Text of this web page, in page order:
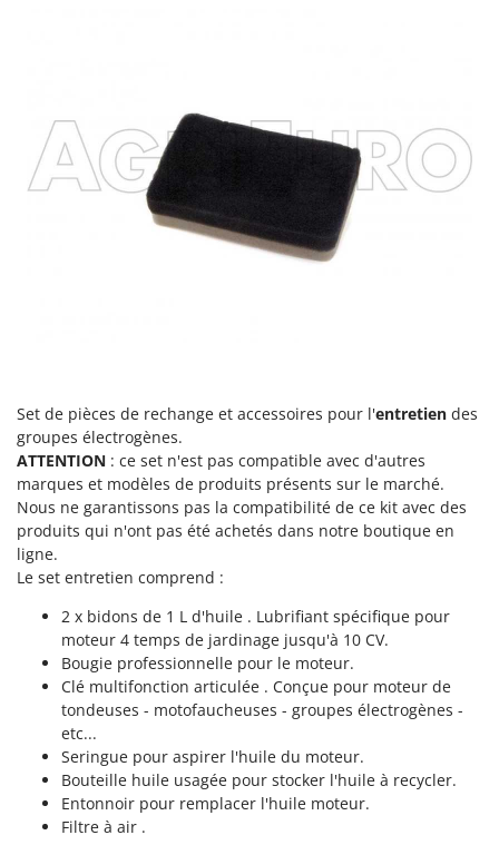
Tecla
TecnoGen
Tellarini Pompe
Tre Spade
Trev - Abrek - TecnoVIR
Trotec
Troy-Bilt
U
Udor
Unger
Verdemax
Vesco
Volpi
Waldner
Weber
Set de pièces de rechange et accessoires pour l'entretien des
groupes électrogènes.
ATTENTION : ce set n'est pas compatible avec d'autres
marques et modèles de produits présents sur le marché.
Nous ne garantissons pas la compatibilité de ce kit avec des
produits qui n'ont pas été achetés dans notre boutique en
ligne.
Le set entretien comprend :
2 x bidons de 1 L d'huile . Lubrifiant spécifique pour
moteur 4 temps de jardinage jusqu'à 10 CV.
Bougie professionnelle pour le moteur.
Clé multifonction articulée . Conçue pour moteur de
tondeuses - motofaucheuses - groupes électrogènes -
etc...
Seringue pour aspirer l'huile du moteur.
Bouteille huile usagée pour stocker l'huile à recycler.
Entonnoir pour remplacer l'huile moteur.
Filtre à air .